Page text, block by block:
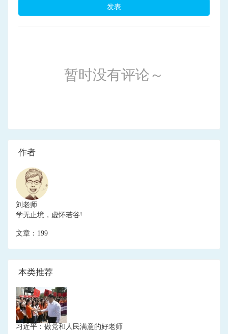
发表
暂时没有评论～
作者
刘老师
学无止境，虚怀若谷!
文章：199
本类推荐
习近平：做党和人民满意的好老师